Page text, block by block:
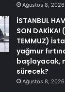
Ağustos 8, 2026
İSTANBUL
SON
TEMMUZ)
yağmur
başlayacak,
sürecek?
Ağustos 8, 2026